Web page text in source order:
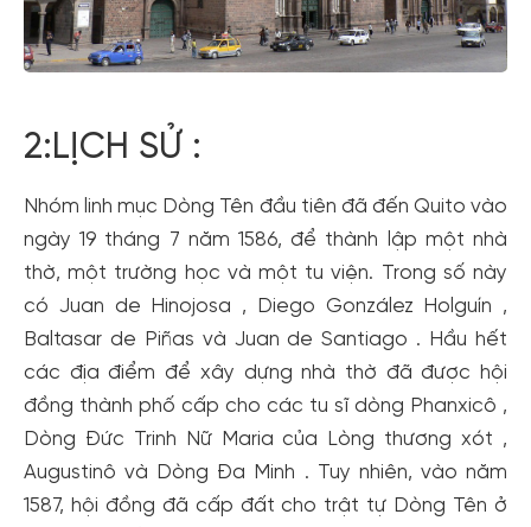
2:LỊCH SỬ :
Nhóm linh mục Dòng Tên đầu tiên đã đến Quito vào
ngày 19 tháng 7 năm 1586, để thành lập một nhà
thờ, một trường học và một tu viện. Trong số này
có Juan de Hinojosa , Diego González Holguín ,
Baltasar de Piñas và Juan de Santiago . Hầu hết
các địa điểm để xây dựng nhà thờ đã được hội
đồng thành phố cấp cho các tu sĩ dòng Phanxicô ,
Dòng Đức Trinh Nữ Maria của Lòng thương xót ,
Augustinô và Dòng Đa Minh . Tuy nhiên, vào năm
1587, hội đồng đã cấp đất cho trật tự Dòng Tên ở
Tạo tài khoản nhanh - nhận nhiều ưu
đãi!
dành cho thành viên đến từ các đối tác của Gody.vn dành
Đăng ký
Hoặc đăng nhập bằng
Đăng nhập Facebook
Đăng nhập Google